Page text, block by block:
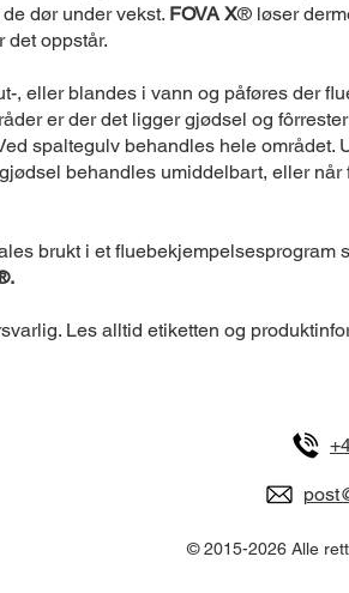
dør under vekst. FOVA X® løser
det oppstår.
, eller blandes i vann og påføres der
er der det ligger gjødsel og
spaltegulv behandles hele området.
behandles umiddelbart, eller når
brukt i et fluebekjempelsesprogram
Les alltid etiketten og
© 2015-2026 Alle